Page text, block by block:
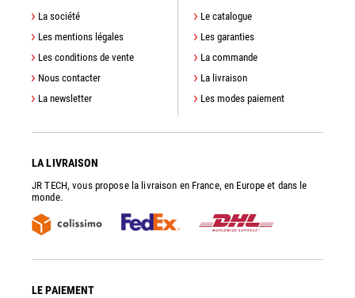
La société
Les mentions légales
Les conditions de vente
Nous contacter
La newsletter
Le catalogue
Les garanties
La commande
La livraison
Les modes paiement
LA LIVRAISON
JR TECH, vous propose la livraison en France, en Europe et dans le
monde.
LE PAIEMENT